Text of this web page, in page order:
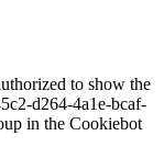
to show the
d264-4a1e-bcaf-
in the Cookiebot